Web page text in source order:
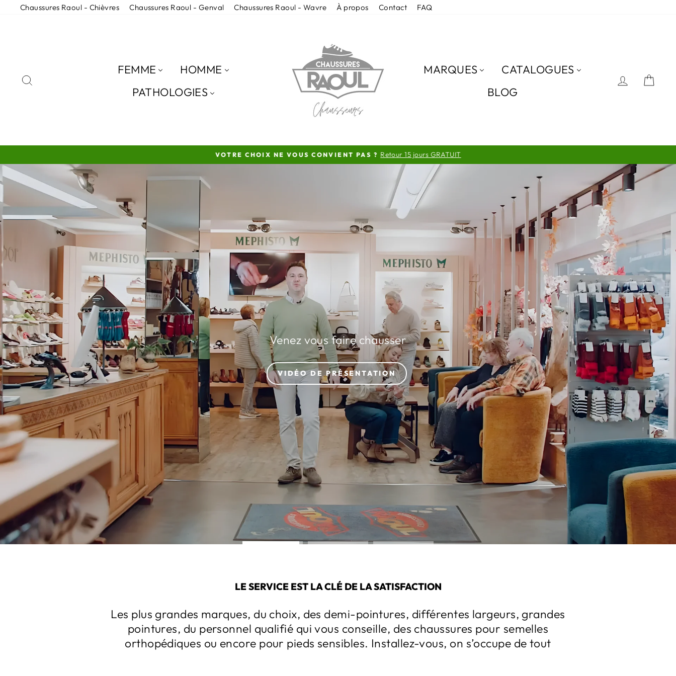
PasserChaussures Raoul - Chièvres Chaussures Raoul - Genval Chaussures Raoul - Wavre À propos Contact FAQ
FEMME
HOMME
PATHOLOGIES
MARQUES
CATALOGUES
BLOG
SE
Diaporama
VOTRE CHOIX NE VOUS CONVIENT PAS ? Retour 15 jours GRATUIT
DÉCOUVREZ-LA !
LE SERVICE EST LA CLÉ DE LA SATISFACTION
Les plus grandes marques, du choix, des demi-pointures, différentes largeurs, grandes
pointures, du personnel qualifié qui vous conseille, des chaussures pour semelles
orthopédiques ou encore pour pieds sensibles. Installez-vous, on s’occupe de tout